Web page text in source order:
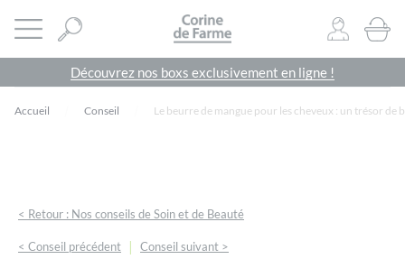
Ouvrir le menu CORINE DE FARME SITE OFFICIEL
0
Découvrez nos boxs exclusivement en ligne !
Accueil Conseil Le beurre de mangue pour les cheveux : un trésor de
< Retour : Nos conseils de Soin et de Beauté
< Conseil précédent | Conseil suivant >